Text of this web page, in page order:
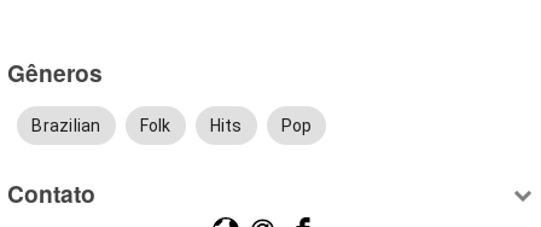
Gêneros
Brazilian Folk Hits Pop
Contato